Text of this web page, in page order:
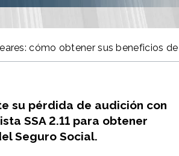
cómo obtener sus beneficios de
su pérdida de audición con
SSA 2.11 para obtener
Seguro Social.